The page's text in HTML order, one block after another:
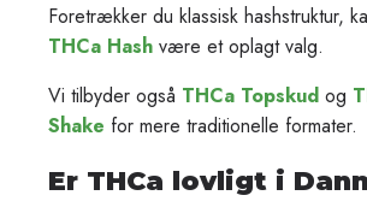
Foretrækker du klassisk hashstruktur,
THCa Hash være et oplagt valg.
Vi tilbyder også THCa Topskud og
Shake for mere traditionelle formater.
Er THCa lovligt i